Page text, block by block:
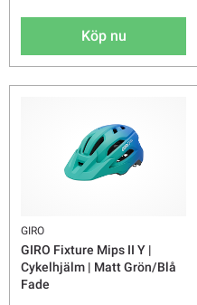
Köp nu
GIRO
GIRO Fixture Mips II Y |
Cykelhjälm | Matt Grön/Blå
Fade